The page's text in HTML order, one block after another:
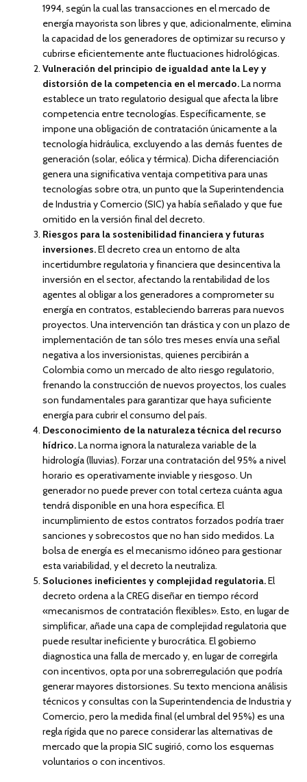
1994, según la cual las transacciones en el mercado de
energía mayorista son libres y que, adicionalmente, elimina
la capacidad de los generadores de optimizar su recurso y
cubrirse eficientemente ante fluctuaciones hidrológicas.
Vulneración del principio de igualdad ante la Ley y
distorsión de la competencia en el mercado.La norma
establece un trato regulatorio desigual que afecta la libre
competencia entre tecnologías. Específicamente, se
impone una obligación de contratación únicamente a la
tecnología hidráulica, excluyendo a las demás fuentes de
generación (solar, eólica y térmica). Dicha diferenciación
genera una significativa ventaja competitiva para unas
tecnologías sobre otra, un punto que la Superintendencia
de Industria y Comercio (SIC) ya había señalado y que fue
omitido en la versión final del decreto.
Riesgos para la sostenibilidad financiera y futuras
inversiones.El decreto crea un entorno de alta
incertidumbre regulatoria y financiera que desincentiva la
inversión en el sector, afectando la rentabilidad de los
agentes al obligar a los generadores a comprometer su
energía en contratos, estableciendo barreras para nuevos
proyectos. Una intervención tan drástica y con un plazo de
implementación de tan sólo tres meses envía una señal
negativa a los inversionistas, quienes percibirán a
Colombia como un mercado de alto riesgo regulatorio,
frenando la construcción de nuevos proyectos, los cuales
son fundamentales para garantizar que haya suficiente
energía para cubrir el consumo del país.
Desconocimiento de la naturaleza técnica del recurso
hídrico.La norma ignora la naturaleza variable de la
hidrología (lluvias). Forzar una contratación del 95% a nivel
horario es operativamente inviable y riesgoso. Un
generador no puede prever con total certeza cuánta agua
tendrá disponible en una hora específica. El
incumplimiento de estos contratos forzados podría traer
sanciones y sobrecostos que no han sido medidos. La
bolsa de energía es el mecanismo idóneo para gestionar
esta variabilidad, y el decreto la neutraliza.
Soluciones ineficientes y complejidad regulatoria.El
decreto ordena a la CREG diseñar en tiempo récord
«mecanismos de contratación flexibles». Esto, en lugar de
simplificar, añade una capa de complejidad regulatoria que
puede resultar ineficiente y burocrática. El gobierno
diagnostica una falla de mercado y, en lugar de corregirla
con incentivos, opta por una sobrerregulación que podría
generar mayores distorsiones. Su texto menciona análisis
técnicos y consultas con la Superintendencia de Industria y
Comercio, pero la medida final (el umbral del 95%) es una
regla rígida que no parece considerar las alternativas de
mercado que la propia SIC sugirió, como los esquemas
voluntarios o con incentivos.